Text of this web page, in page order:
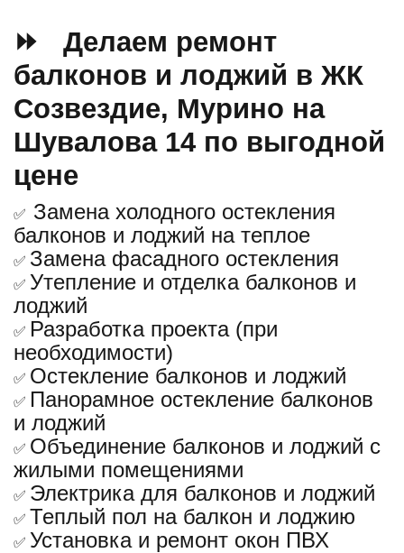
⏩ Делаем ремонт
балконов и лоджий в ЖК
Созвездие, Мурино на
Шувалова 14 по выгодной
цене
✅ Замена холодного остекления
балконов и лоджий на теплое
✅ Замена фасадного остекления
✅ Утепление и отделка балконов и
лоджий
✅ Разработка проекта (при
необходимости)
✅ Остекление балконов и лоджий
✅ Панорамное остекление балконов
и лоджий
✅ Объединение балконов и лоджий с
жилыми помещениями
✅ Электрика для балконов и лоджий
✅ Теплый пол на балкон и лоджию
✅ Установка и ремонт окон ПВХ